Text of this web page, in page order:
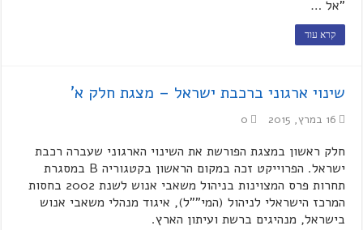
"אל …
קרא עוד
שינוי ארגוני ברכבת ישראל – מצגת חלק א'
16 במרץ, 2015 0
חלק ראשון במצגת הפורשת את השינוי הארגוני שעברה רכבת
ישראל. הפרוייקט זכה במקום הראשון בקטגוריה B במסגרת
תחרות פרס המצוינות בניהול משאבי אנוש לשנת 2002 בחסות
המרכז הישראלי לניהול (המי""ל), איגוד מנהלי משאבי אנוש
בישראל, מנהיגים ברשת ועיתון הארץ.